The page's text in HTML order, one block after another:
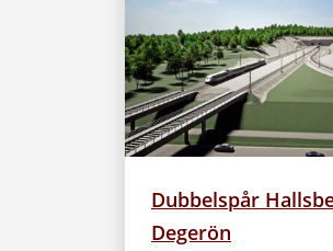
Dubbelspår
Degerön